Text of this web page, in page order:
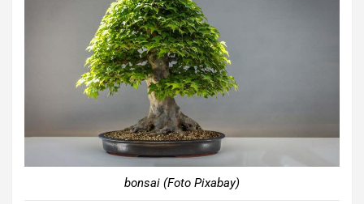
bonsai (Foto Pixabay)